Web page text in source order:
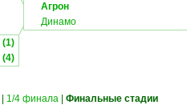
Агрон
Динамо
(1)
(4)
1/4 финала| Финальные стадии